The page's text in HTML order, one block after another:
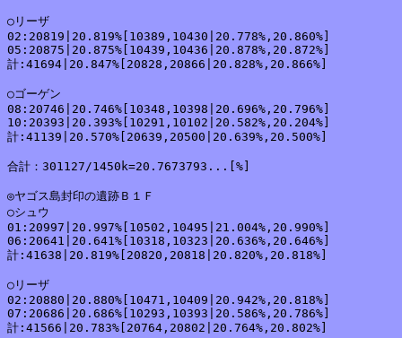
○リーザ
02:20819|20.819%[10389,10430|20.778%,20.860%]
05:20875|20.875%[10439,10436|20.878%,20.872%]
計:41694|20.847%[20828,20866|20.828%,20.866%]
○ゴーゲン
08:20746|20.746%[10348,10398|20.696%,20.796%]
10:20393|20.393%[10291,10102|20.582%,20.204%]
計:41139|20.570%[20639,20500|20.639%,20.500%]
合計：301127/1450k=20.7673793...[%]
◎ヤゴス島封印の遺跡Ｂ１Ｆ
○シュウ
01:20997|20.997%[10502,10495|21.004%,20.990%]
06:20641|20.641%[10318,10323|20.636%,20.646%]
計:41638|20.819%[20820,20818|20.820%,20.818%]
○リーザ
02:20880|20.880%[10471,10409|20.942%,20.818%]
07:20686|20.686%[10293,10393|20.586%,20.786%]
計:41566|20.783%[20764,20802|20.764%,20.802%]